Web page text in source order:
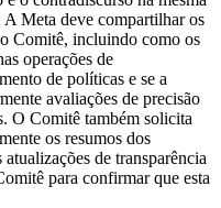
Meta deve compartilhar os
Comitê, incluindo como os
operações de
de políticas e se a
avaliações de precisão
O Comitê também solicita
os resumos dos
atualizações de transparência
para confirmar que esta